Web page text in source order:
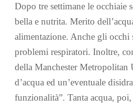
Dopo tre settimane le occhiaie
bella e nutrita. Merito
alimentazione. Anche gli
problemi respiratori. Inoltre,
della Manchester Metropolitan
d’acqua ed un’eventuale
funzionalità”. Tanta acqua,